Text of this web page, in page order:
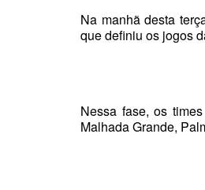
Na manhã desta
que definiu os jogos
Nessa fase, os times
Malhada Grande,